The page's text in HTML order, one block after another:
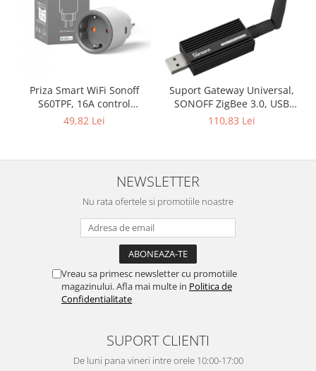
Priza Smart WiFi Sonoff
S60TPF, 16A control
Smartphone
49,82 Lei
Suport Gateway Universal,
SONOFF ZigBee 3.0, USB
ZBDongle-E Plus
110,83 Lei
NEWSLETTER
Nu rata ofertele si promotiile noastre
Vreau sa primesc newsletter cu promotiile
magazinului. Afla mai multe in Politica de
Confidentialitate
SUPORT CLIENTI
De luni pana vineri intre orele 10:00-17:00